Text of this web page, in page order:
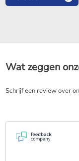
Wat zeggen
Schrijf een review over